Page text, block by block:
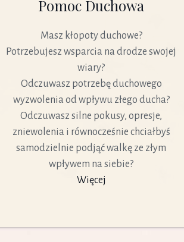
Pomoc Duchowa
Masz kłopoty duchowe?
Potrzebujesz wsparcia na drodze swojej
wiary?
Odczuwasz potrzebę duchowego
wyzwolenia od wpływu złego ducha?
Odczuwasz silne pokusy, opresje,
zniewolenia i równocześnie chciałbyś
samodzielnie podjąć walkę ze złym
wpływem na siebie?
Więcej